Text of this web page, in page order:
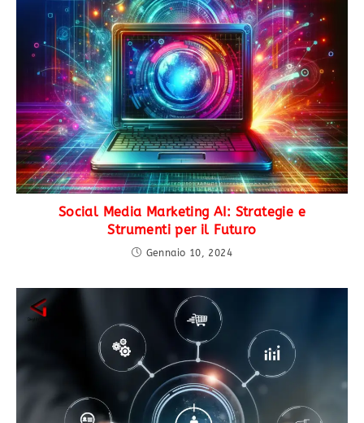
Social Media Marketing AI: Strategie e
Strumenti per il Futuro
Gennaio 10, 2024